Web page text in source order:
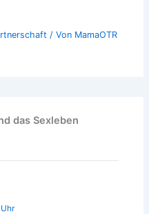
/ Von MamaOTR
das Sexleben